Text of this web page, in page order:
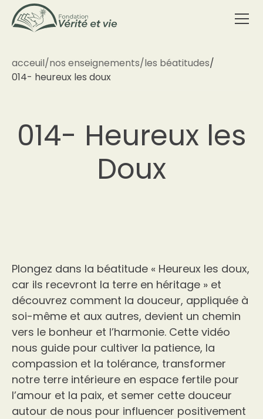
acceuil/nos enseignements/les béatitudes/
014- heureux les doux
014- Heureux les
Doux
Plongez dans la béatitude « Heureux les doux,
car ils recevront la terre en héritage » et
découvrez comment la douceur, appliquée à
soi-même et aux autres, devient un chemin
vers le bonheur et l’harmonie. Cette vidéo
nous guide pour cultiver la patience, la
compassion et la tolérance, transformer
notre terre intérieure en espace fertile pour
l’amour et la paix, et semer cette douceur
autour de nous pour influencer positivement